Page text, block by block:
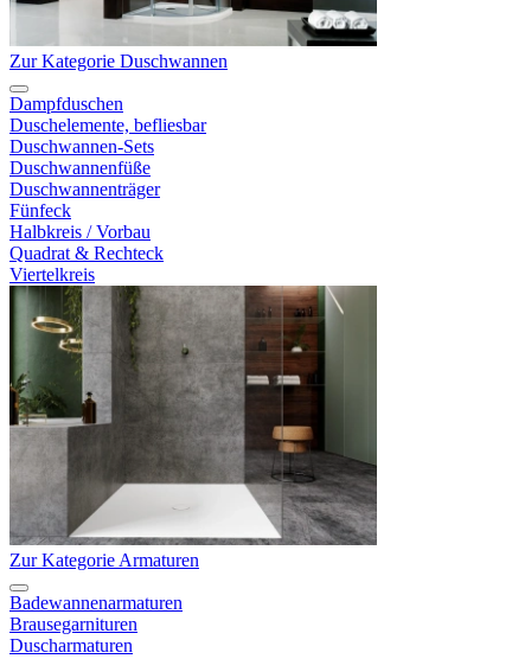
Zur Kategorie Duschwannen
Dampfduschen
Duschelemente, befliesbar
Duschwannen-Sets
Duschwannenfüße
Duschwannenträger
Fünfeck
Halbkreis / Vorbau
Quadrat & Rechteck
Viertelkreis
Zur Kategorie Armaturen
Badewannenarmaturen
Brausegarnituren
Duscharmaturen